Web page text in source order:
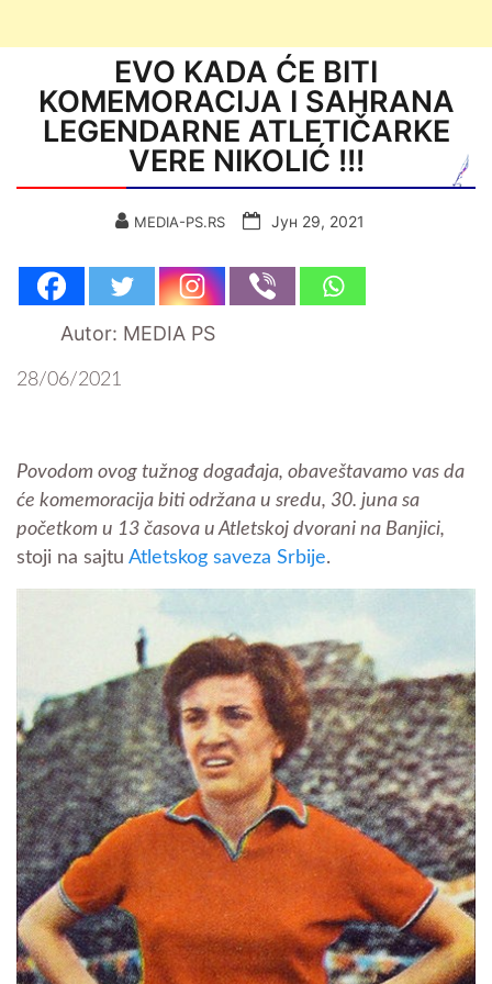
EVO KADA ĆE BITI
KOMEMORACIJA I SAHRANA
LEGENDARNE ATLETIČARKE
VERE NIKOLIĆ !!!
MEDIA-PS.RS Јун 29, 2021
Autor: MEDIA PS
28/06/2021
Povodom ovog tužnog događaja, obaveštavamo vas da
će komemoracija biti održana u sredu, 30. juna sa
početkom u 13 časova u Atletskoj dvorani na Banjici,
stoji na sajtu Atletskog saveza Srbije.